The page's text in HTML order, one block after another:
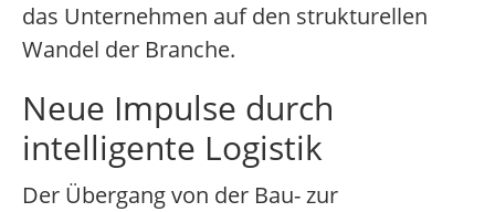
das Unternehmen auf den strukturellen
Wandel der Branche.
Neue Impulse durch
intelligente Logistik
Der Übergang von der Bau- zur